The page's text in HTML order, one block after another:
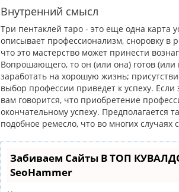
Внутренний смысл
Три пентаклей таро - это еще одна карта
описывает профессионализм, сноровку в
что это мастерство может принести
Вопрошающего, то он (или она) готов (или
заработать на хорошую жизнь;
выбор профессии приведет к успеху.
вам говорится, что приобретение
окончательному успеху. Предполагается
подобное ремесло, что во многих случаях
Забиваем Сайты В ТОП
SeoHammer